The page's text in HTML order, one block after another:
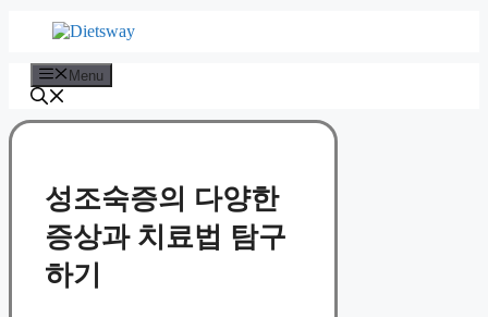
Menu
성조숙증의 다양한
증상과 치료법 탐구
하기